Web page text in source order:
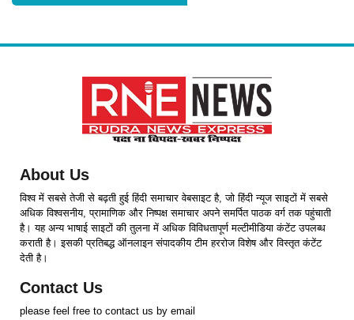
About Us
विश्व में सबसे तेजी से बढ़ती हुई हिंदी समाचार वेबसाइट है, जो हिंदी न्यूज साइटों में सबसे
अधिक विश्वसनीय, प्रामाणिक और निष्पक्ष समाचार अपने समर्पित पाठक वर्ग तक पहुंचाती
है। यह अन्य भाषाई साइटों की तुलना में अधिक विविधतापूर्ण मल्टीमीडिया कंटेंट उपलब्ध
कराती है। इसकी प्रतिबद्ध ऑनलाइन संपादकीय टीम हररोज विशेष और विस्तृत कंटेंट
देती है।
Contact Us
please feel free to contact us by email